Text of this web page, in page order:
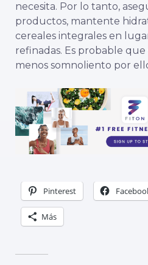
necesita. Por lo tanto,
productos, mantente
cereales integrales en
refinadas. Es probable
menos somnoliento por
Pinterest
Más